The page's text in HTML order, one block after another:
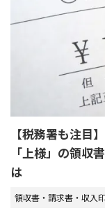
【税務署も注目
「上様」の領収
は
領収書・請求書・収入